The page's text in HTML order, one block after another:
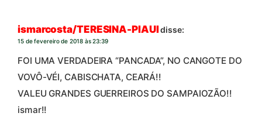
ismarcosta/TERESINA-PIAUIdisse:
15 de fevereiro de 2018 às 23:39
FOI UMA VERDADEIRA “PANCADA”, NO CANGOTE DO
VOVÔ-VÉI, CABISCHATA, CEARÁ!!
VALEU GRANDES GUERREIROS DO SAMPAIOZÃO!!
ismar!!